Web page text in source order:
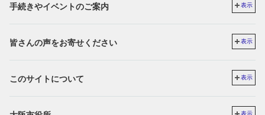
手続きやイベントのご案内 表示
皆さんの声をお寄せください 表示
このサイトについて 表示
表示